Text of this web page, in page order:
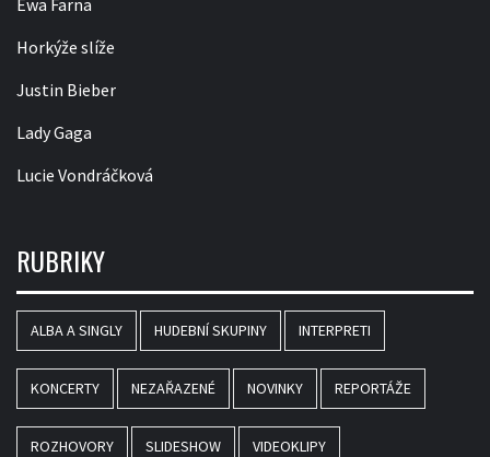
Horkýže slíže
Justin Bieber
Lady Gaga
Lucie Vondráčková
RUBRIKY
ALBA A SINGLY HUDEBNÍ SKUPINY INTERPRETI
KONCERTY NEZAŘAZENÉ NOVINKY REPORTÁŽE
ROZHOVORY SLIDESHOW VIDEOKLIPY